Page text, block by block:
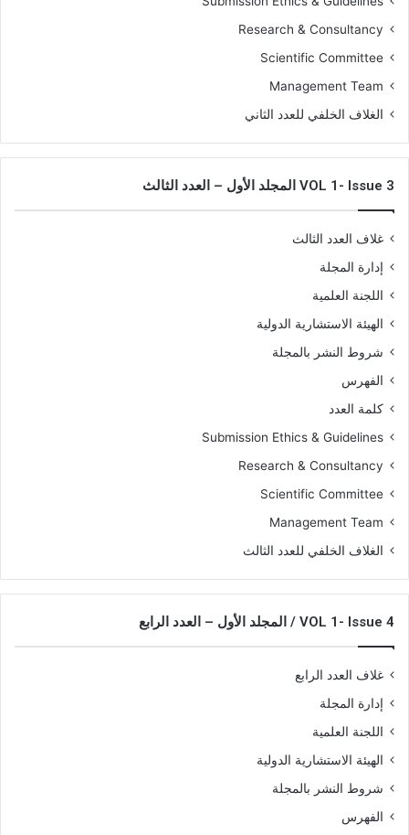
Research & Consultancy
Scientific Committee
Management Team
الغلاف الخلفي للعدد الثاني
VOL 1- Issue 3 المجلد الأول – العدد الثالث
غلاف العدد الثالث
إدارة المجلة
اللجنة العلمية
الهيئة الاستشارية الدولية
شروط النشر بالمجلة
الفهرس
كلمة العدد
Submission Ethics & Guidelines
Research & Consultancy
Scientific Committee
Management Team
الغلاف الخلفي للعدد الثالث
VOL 1- Issue 4 / المجلد الأول – العدد الرابع
غلاف العدد الرابع
إدارة المجلة
اللجنة العلمية
الهيئة الاستشارية الدولية
شروط النشر بالمجلة
الفهرس